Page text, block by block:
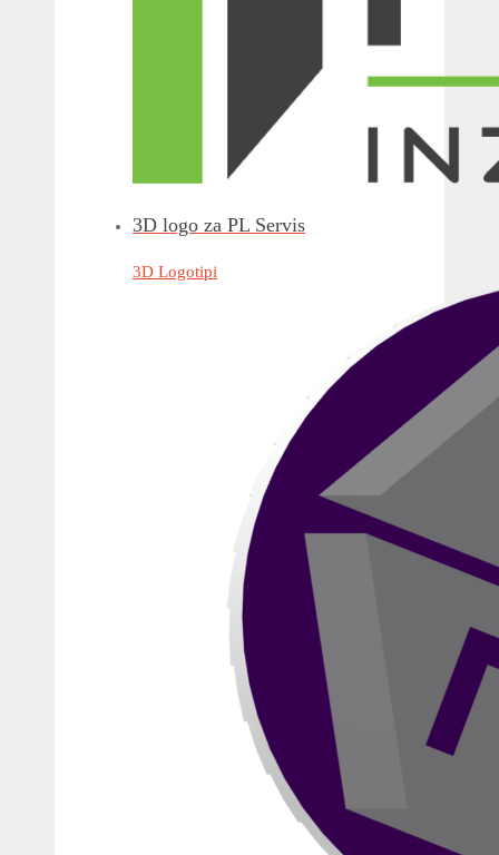
3D logo za PL Servis
3D Logotipi